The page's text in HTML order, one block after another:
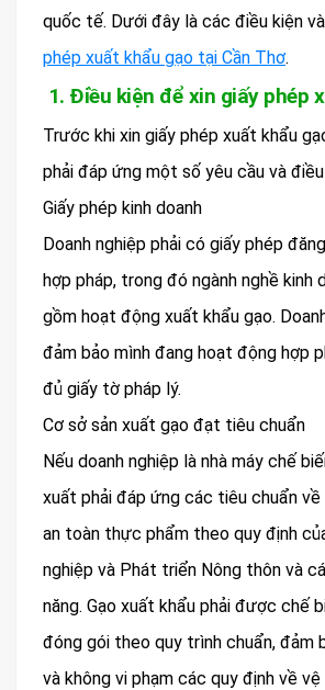
quốc tế. Dưới đây là các điều kiện và
phép xuất khẩu gạo tại Cần Thơ.
1. Điều kiện để xin giấy phép
Trước khi xin giấy phép xuất khẩu
phải đáp ứng một số yêu cầu và điều
Giấy phép kinh doanh
Doanh nghiệp phải có giấy phép
hợp pháp, trong đó ngành nghề kinh
gồm hoạt động xuất khẩu gạo.
đảm bảo mình đang hoạt động hợp
đủ giấy tờ pháp lý.
Cơ sở sản xuất gạo đạt tiêu chuẩn
Nếu doanh nghiệp là nhà máy chế
xuất phải đáp ứng các tiêu chuẩn
an toàn thực phẩm theo quy định
nghiệp và Phát triển Nông thôn và
năng. Gạo xuất khẩu phải được chế
đóng gói theo quy trình chuẩn, đảm
và không vi phạm các quy định về vệ